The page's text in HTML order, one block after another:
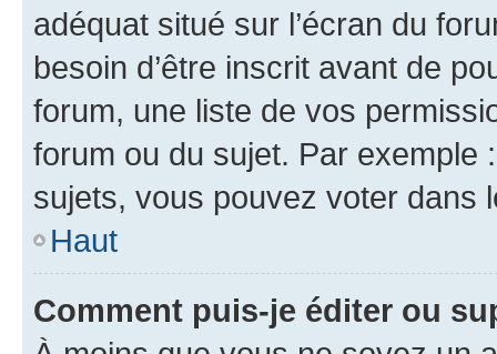
adéquat situé sur l’écran du
besoin d’être inscrit avant de
forum, une liste de vos
forum ou du sujet. Par exemple
sujets, vous pouvez voter dans
Haut
Comment puis-je éditer ou